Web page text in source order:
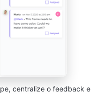
centralize o feedback e